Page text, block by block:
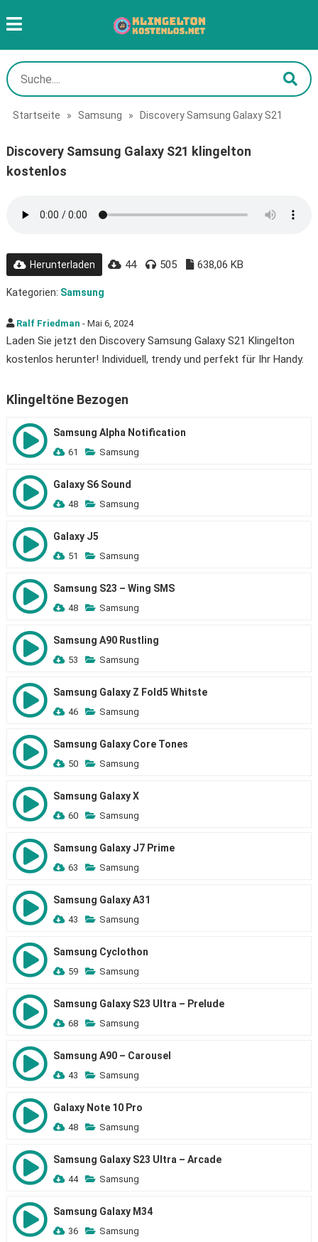
Startseite » Samsung » Discovery Samsung Galaxy S21
Discovery Samsung Galaxy S21 klingelton
kostenlos
Herunterladen 44 505 638,06 KB
Kategorien: Samsung
Ralf Friedman - Mai 6, 2024
Laden Sie jetzt den Discovery Samsung Galaxy S21 Klingelton
kostenlos herunter! Individuell, trendy und perfekt für Ihr Handy.
Klingeltöne Bezogen
Samsung Alpha Notification
61 Samsung
Galaxy S6 Sound
48 Samsung
Galaxy J5
51 Samsung
Samsung S23 – Wing SMS
48 Samsung
Samsung A90 Rustling
53 Samsung
Samsung Galaxy Z Fold5 Whitste
46 Samsung
Samsung Galaxy Core Tones
50 Samsung
Samsung Galaxy X
60 Samsung
Samsung Galaxy J7 Prime
63 Samsung
Samsung Galaxy A31
43 Samsung
Samsung Cyclothon
59 Samsung
Samsung Galaxy S23 Ultra – Prelude
68 Samsung
Samsung A90 – Carousel
43 Samsung
Galaxy Note 10 Pro
48 Samsung
Samsung Galaxy S23 Ultra – Arcade
44 Samsung
Samsung Galaxy M34
36 Samsung